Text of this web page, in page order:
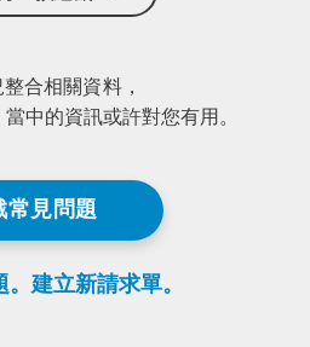
合相關資料，
當中的資訊或許對您有用。
常見問題
建立新請求單。